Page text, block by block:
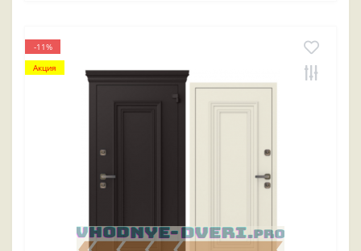
-11%
Акция